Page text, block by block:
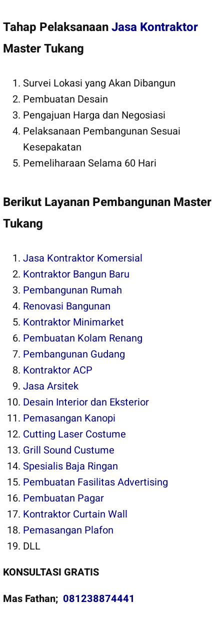
Tahap PelaksanaanJasa Kontraktor
Master Tukang
Survei Lokasi yang Akan Dibangun
Pembuatan Desain
Pengajuan Harga dan Negosiasi
Pelaksanaan Pembangunan Sesuai
Kesepakatan
Pemeliharaan Selama 60 Hari
Berikut Layanan Pembangunan Master
Tukang
Jasa Kontraktor Komersial
Kontraktor Bangun Baru
Pembangunan Rumah
Renovasi Bangunan
Kontraktor Minimarket
Pembuatan Kolam Renang
Pembangunan Gudang
Kontraktor ACP
Jasa Arsitek
Desain Interior dan Eksterior
Pemasangan Kanopi
Cutting Laser Costume
Grill Sound Custume
Spesialis Baja Ringan
Pembuatan Fasilitas Advertising
Pembuatan Pagar
Kontraktor Curtain Wall
Pemasangan Plafon
DLL
KONSULTASI GRATIS
Mas Fathan; 081238874441